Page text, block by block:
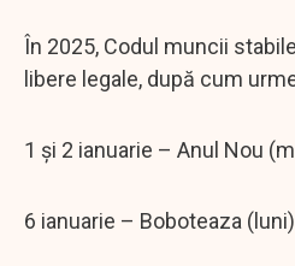
În 2025, Codul muncii
libere legale, după cum
1 și 2 ianuarie – Anul Nou
6 ianuarie – Boboteaza (luni)